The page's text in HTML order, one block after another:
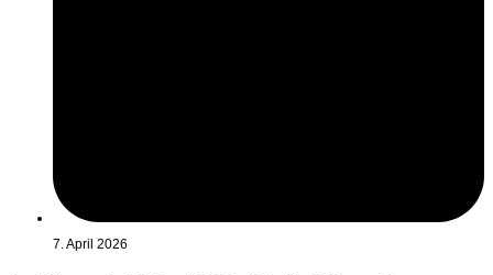
7. April 2026